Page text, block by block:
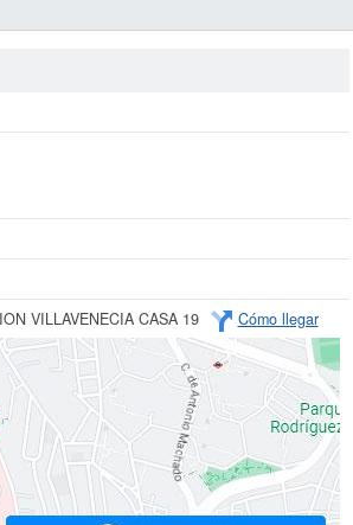
VILLAVENECIA CASA 19 Cómo llegar